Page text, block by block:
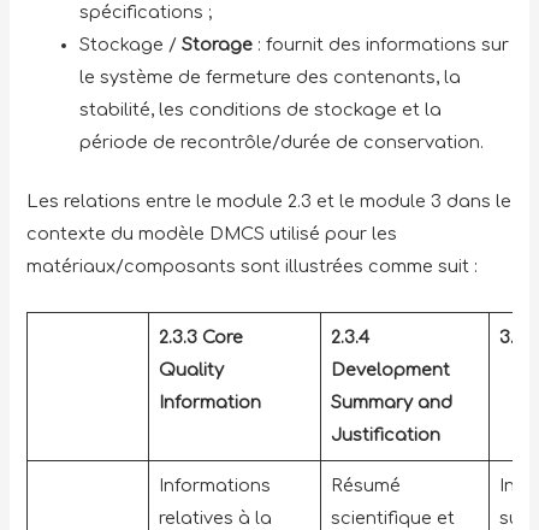
spécifications ;
Stockage /Storage : fournit des informations sur
le système de fermeture des contenants, la
stabilité, les conditions de stockage et la
période de recontrôle/durée de conservation.
Les relations entre le module 2.3 et le module 3 dans le
contexte du modèle DMCS utilisé pour les
matériaux/composants sont illustrées comme suit :
2.3.3 Core
Quality
Information
2.3.4
Development
Summary and
Justification
3.2
Informations
relatives à la
Résumé
scientifique et